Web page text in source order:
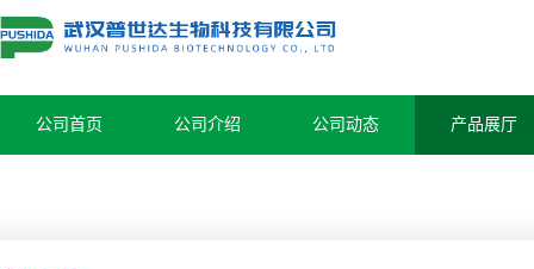
公司首页 公司介绍 公司动态 产品展厅